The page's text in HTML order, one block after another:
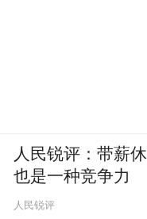
人民锐评：带薪
也是一种竞争力
人民锐评